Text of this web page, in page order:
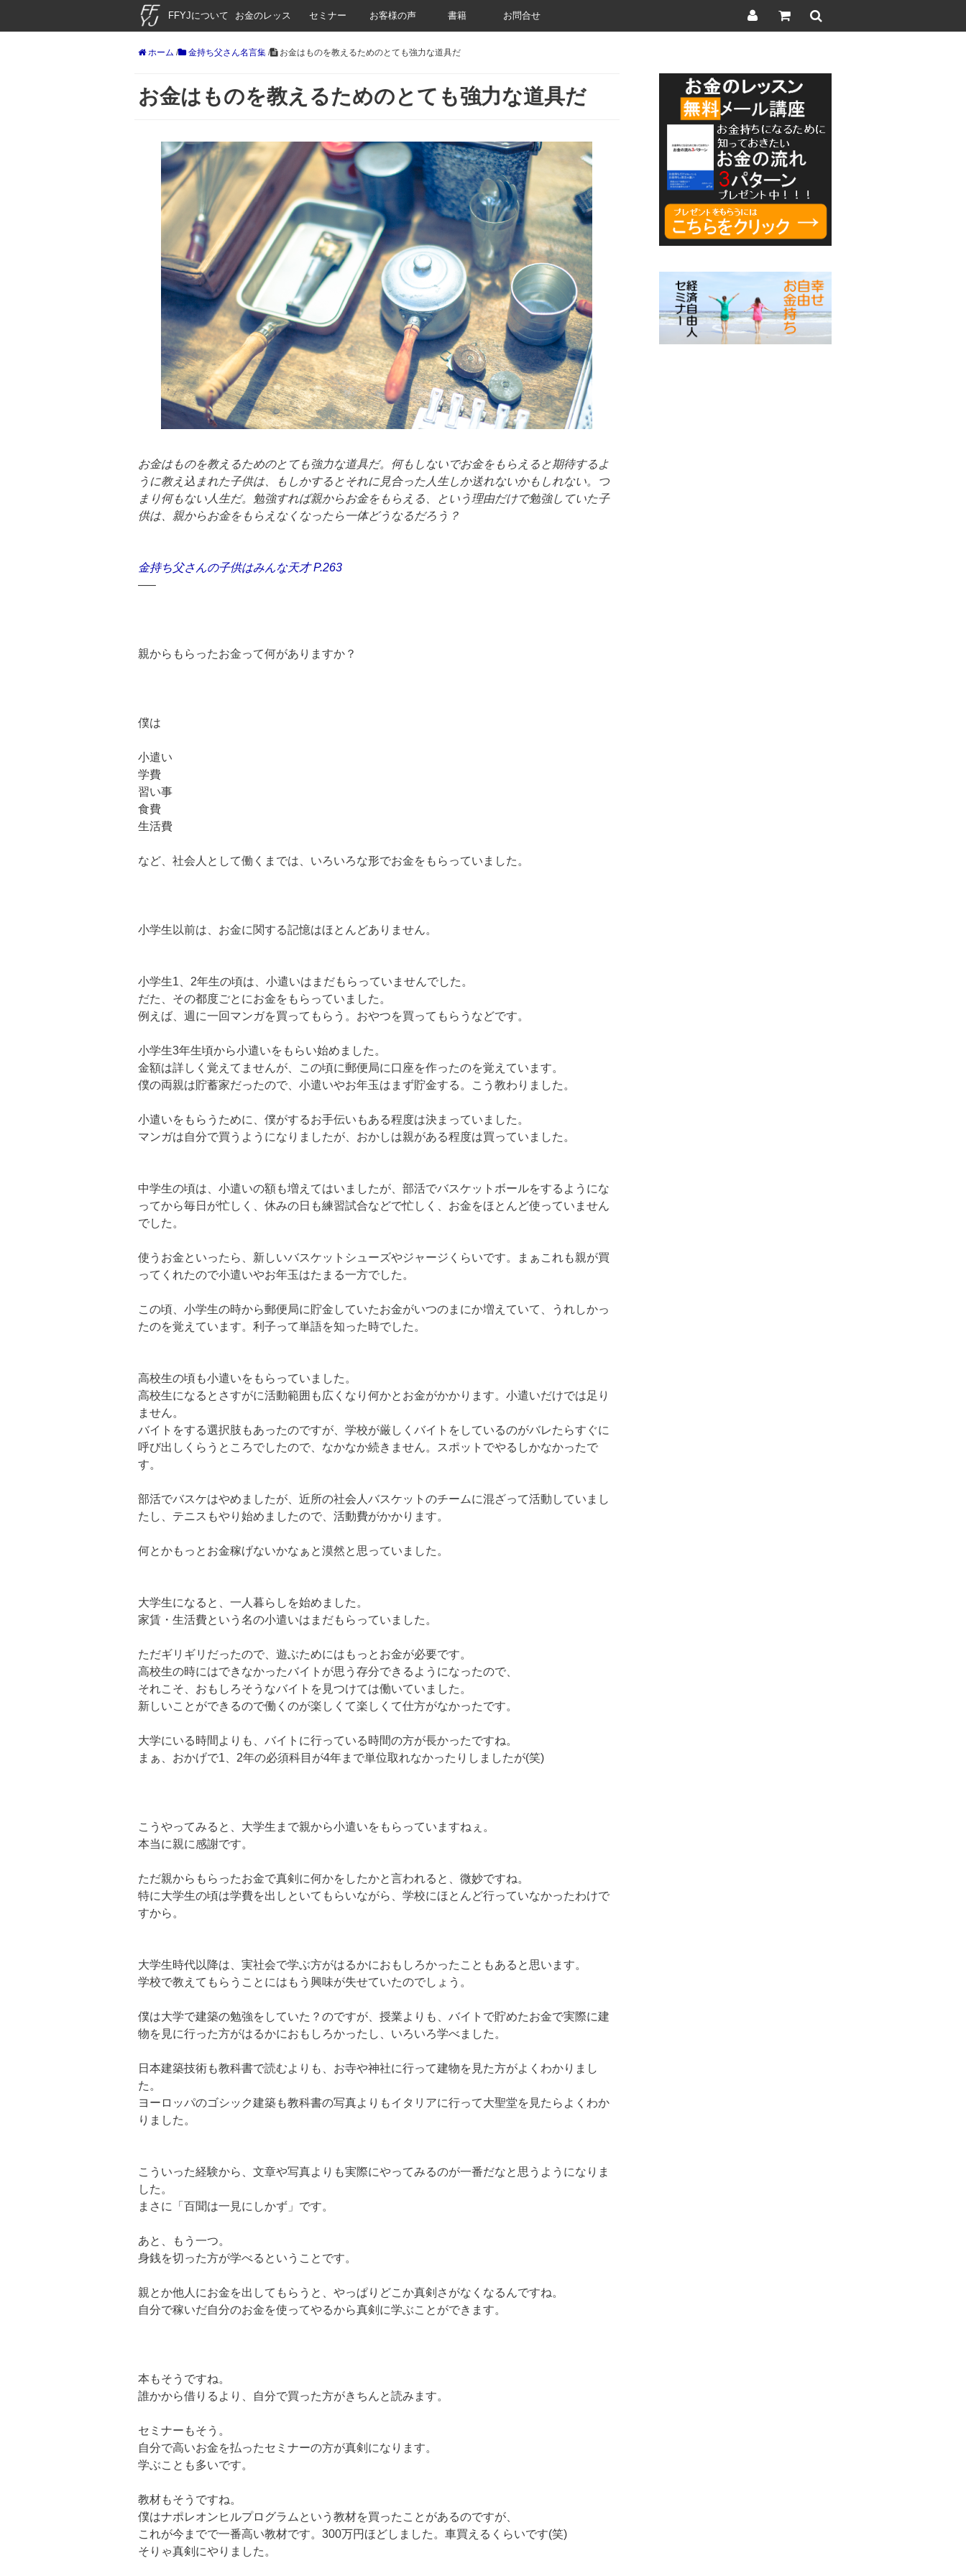
FFYJについて お金のレッス
ン
セミナー お客様の声 書籍 お問合せ
ホーム / 金持ち父さん名言集 / お金はものを教えるためのとても強力な道具だ
お金はものを教えるためのとても強力な道具だ
お金はものを教えるためのとても強力な道具だ。何もしないでお金をもらえると期待するよ
うに教え込まれた子供は、もしかするとそれに見合った人生しか送れないかもしれない。つ
まり何もない人生だ。勉強すれば親からお金をもらえる、という理由だけで勉強していた子
供は、親からお金をもらえなくなったら一体どうなるだろう？
金持ち父さんの子供はみんな天才 P.263
—–
親からもらったお金って何がありますか？
僕は
小遣い
学費
習い事
食費
生活費
など、社会人として働くまでは、いろいろな形でお金をもらっていました。
小学生以前は、お金に関する記憶はほとんどありません。
小学生1、2年生の頃は、小遣いはまだもらっていませんでした。
だた、その都度ごとにお金をもらっていました。
例えば、週に一回マンガを買ってもらう。おやつを買ってもらうなどです。
小学生3年生頃から小遣いをもらい始めました。
金額は詳しく覚えてませんが、この頃に郵便局に口座を作ったのを覚えています。
僕の両親は貯蓄家だったので、小遣いやお年玉はまず貯金する。こう教わりました。
小遣いをもらうために、僕がするお手伝いもある程度は決まっていました。
マンガは自分で買うようになりましたが、おかしは親がある程度は買っていました。
中学生の頃は、小遣いの額も増えてはいましたが、部活でバスケットボールをするようにな
ってから毎日が忙しく、休みの日も練習試合などで忙しく、お金をほとんど使っていません
でした。
使うお金といったら、新しいバスケットシューズやジャージくらいです。まぁこれも親が買
ってくれたので小遣いやお年玉はたまる一方でした。
この頃、小学生の時から郵便局に貯金していたお金がいつのまにか増えていて、うれしかっ
たのを覚えています。利子って単語を知った時でした。
高校生の頃も小遣いをもらっていました。
高校生になるとさすがに活動範囲も広くなり何かとお金がかかります。小遣いだけでは足り
ません。
バイトをする選択肢もあったのですが、学校が厳しくバイトをしているのがバレたらすぐに
呼び出しくらうところでしたので、なかなか続きません。スポットでやるしかなかったで
す。
部活でバスケはやめましたが、近所の社会人バスケットのチームに混ざって活動していまし
たし、テニスもやり始めましたので、活動費がかかります。
何とかもっとお金稼げないかなぁと漠然と思っていました。
大学生になると、一人暮らしを始めました。
家賃・生活費という名の小遣いはまだもらっていました。
ただギリギリだったので、遊ぶためにはもっとお金が必要です。
高校生の時にはできなかったバイトが思う存分できるようになったので、
それこそ、おもしろそうなバイトを見つけては働いていました。
新しいことができるので働くのが楽しくて楽しくて仕方がなかったです。
大学にいる時間よりも、バイトに行っている時間の方が長かったですね。
まぁ、おかげで1、2年の必須科目が4年まで単位取れなかったりしましたが(笑)
こうやってみると、大学生まで親から小遣いをもらっていますねぇ。
本当に親に感謝です。
ただ親からもらったお金で真剣に何かをしたかと言われると、微妙ですね。
特に大学生の頃は学費を出しといてもらいながら、学校にほとんど行っていなかったわけで
すから。
大学生時代以降は、実社会で学ぶ方がはるかにおもしろかったこともあると思います。
学校で教えてもらうことにはもう興味が失せていたのでしょう。
僕は大学で建築の勉強をしていた？のですが、授業よりも、バイトで貯めたお金で実際に建
物を見に行った方がはるかにおもしろかったし、いろいろ学べました。
日本建築技術も教科書で読むよりも、お寺や神社に行って建物を見た方がよくわかりまし
た。
ヨーロッパのゴシック建築も教科書の写真よりもイタリアに行って大聖堂を見たらよくわか
りました。
こういった経験から、文章や写真よりも実際にやってみるのが一番だなと思うようになりま
した。
まさに「百聞は一見にしかず」です。
あと、もう一つ。
身銭を切った方が学べるということです。
親とか他人にお金を出してもらうと、やっぱりどこか真剣さがなくなるんですね。
自分で稼いだ自分のお金を使ってやるから真剣に学ぶことができます。
本もそうですね。
誰かから借りるより、自分で買った方がきちんと読みます。
セミナーもそう。
自分で高いお金を払ったセミナーの方が真剣になります。
学ぶことも多いです。
教材もそうですね。
僕はナポレオンヒルプログラムという教材を買ったことがあるのですが、
これが今までで一番高い教材です。300万円ほどしました。車買えるくらいです(笑)
そりゃ真剣にやりました。